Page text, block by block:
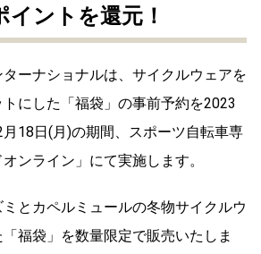
イントを還元！
ーナショナルは、サイクルウェアを
にした「福袋」の事前予約を2023
18日(月)の期間、スポーツ自転車専
ンライン」にて実施します。
とカペルミュールの冬物サイクルウ
福袋」を数量限定で販売いたしま